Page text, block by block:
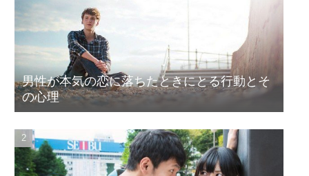
男性が本気の恋に落ちたときにとる行動とそ
の心理